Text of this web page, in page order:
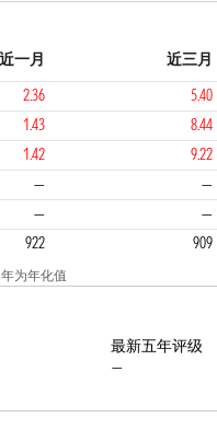
近一月 近三月
2.36 5.40
1.43 8.44
1.42 9.22
— —
— —
922 909
为年化值
最新五年评级
—